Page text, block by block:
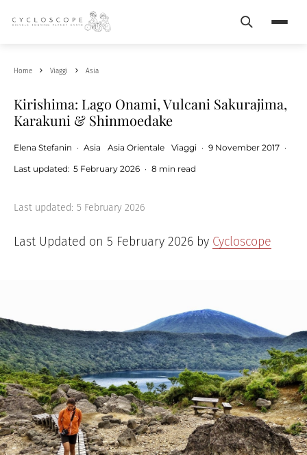
Search
Home Viaggi Asia
Kirishima: Lago Onami, Vulcani Sakurajima,
Karakuni & Shinmoedake
Elena Stefanin · Asia Asia Orientale Viaggi · 9 November 2017 ·
Last updated: 5 February 2026 · 8 min read
Last updated: 5 February 2026
Last Updated on 5 February 2026 by Cycloscope